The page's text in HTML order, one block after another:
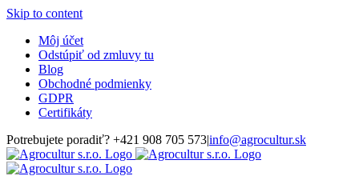
Skip to content
Môj účet
Odstúpiť od zmluvy tu
Blog
Obchodné podmienky
GDPR
Certifikáty
Potrebujete poradiť? +421 908 705 573|info@agrocultur.sk